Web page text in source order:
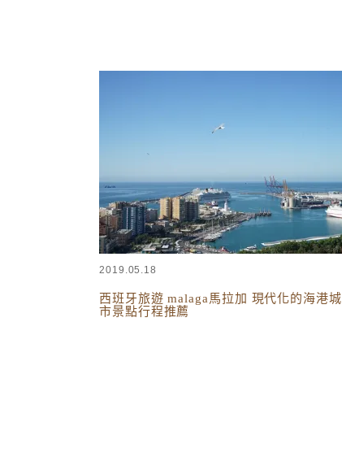
2019.05.18
西班牙旅遊 malaga馬拉加 現代化的海港城
市景點行程推薦